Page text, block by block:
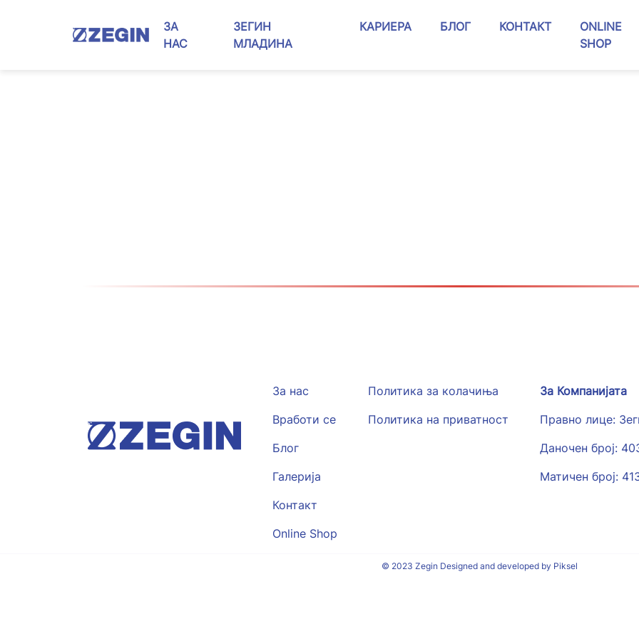
ЗА
НАС
ЗЕГИН
МЛАДИНА
КАРИЕРА БЛОГ КОНТАКТ
ONLINE
SHOP
За нас
Вработи се
Блог
Галерија
Контакт
Online Shop
Политика за колачиња
Политика на приватност
За Компанијата
Правно лице:
Даночен број:
Матичен број:
© 2023 Zegin Designed and developed by Piksel